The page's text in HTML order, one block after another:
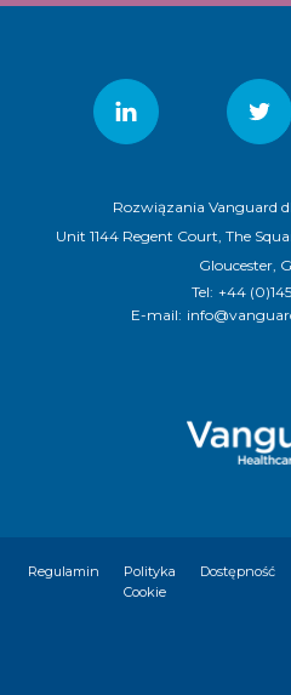
Rozwiązania Vanguard
Unit 1144 Regent Court, The
Gloucester,
Tel: +44
E-mail:
Regulamin
Polityka
Cookie
Dostępność